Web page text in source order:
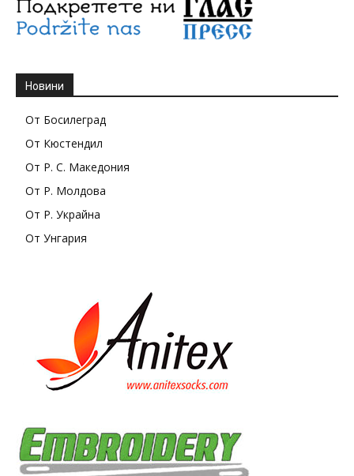
Новини
От Босилеград
От Кюстендил
От Р. С. Македония
От Р. Молдова
От Р. Украйна
От Унгария